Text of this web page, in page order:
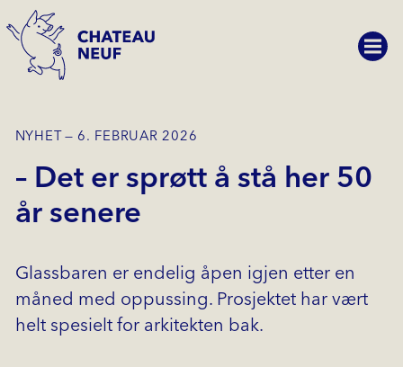
NYHET 6. FEBRUAR 2026
– Det er sprøtt å stå her 50
år senere
Glassbaren er endelig åpen igjen etter en
måned med oppussing. Prosjektet har vært
helt spesielt for arkitekten bak.